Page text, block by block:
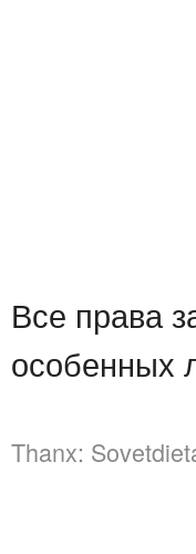
Все права
особенных
Thanx: